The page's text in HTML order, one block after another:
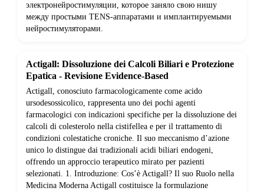
электронейростимуляции, которое заняло свою нишу
между простыми TENS-аппаратами и имплантируемыми
нейростимуляторами.
Actigall: Dissoluzione dei Calcoli Biliari e Protezione
Epatica - Revisione Evidence-Based
Actigall, conosciuto farmacologicamente come acido
ursodesossicolico, rappresenta uno dei pochi agenti
farmacologici con indicazioni specifiche per la dissoluzione dei
calcoli di colesterolo nella cistifellea e per il trattamento di
condizioni colestatiche croniche. Il suo meccanismo d’azione
unico lo distingue dai tradizionali acidi biliari endogeni,
offrendo un approccio terapeutico mirato per pazienti
selezionati. 1. Introduzione: Cos’è Actigall? Il suo Ruolo nella
Medicina Moderna Actigall costituisce la formulazione